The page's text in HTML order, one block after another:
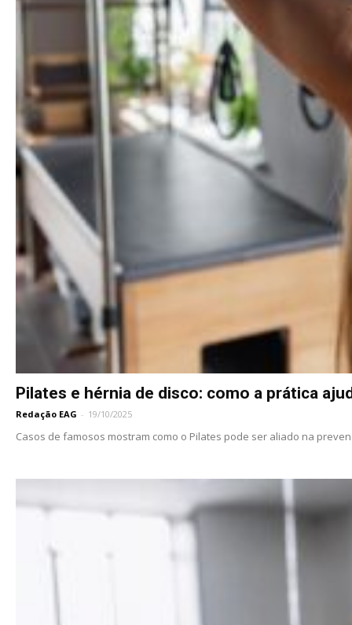
Pilates e hérnia de disco: como a prática
Redação EAG - 19/10/2025
Casos de famosos mostram como o Pilates pode ser aliado na